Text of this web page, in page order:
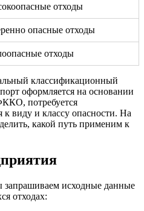
отходы
опасные отходы
отходы
классификационный
оформляется на основании
потребуется
к виду и классу опасности. На
какой путь применим к
запрашиваем исходные данные
отходах: